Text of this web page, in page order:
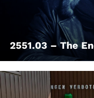
2551.03 – The